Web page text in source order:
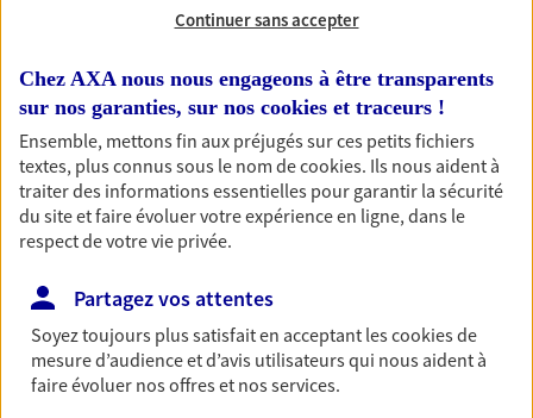
L'épargne salariale
et envisageons ensemble votre avenir.
Nos expertises
Accompagner les
professionnels et les
Continuer sans accepter
Chez AXA nous nous engageons à être transparents
sur nos garanties, sur nos cookies et traceurs !
Ensemble, mettons fin aux préjugés sur ces petits fichiers
textes, plus connus sous le nom decookies. Ils nous aident à
traiter des informations essentielles pour garantir la sécurité
du site et faire évoluer votre expérience en ligne, dans le
respect de votre vie privée.
Partagez vos attentes
Soyez toujours plus satisfait en acceptant lescookiesde
mesure d’audience et d’avis utilisateurs qui nous aident à
faire évoluer nos offres et nos services.